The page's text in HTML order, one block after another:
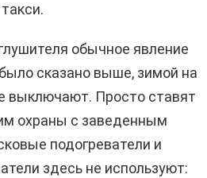
обычное явление
сказано выше, зимой на
выключают. Просто ставят
охраны с заведенным
подогреватели и
здесь не используют: